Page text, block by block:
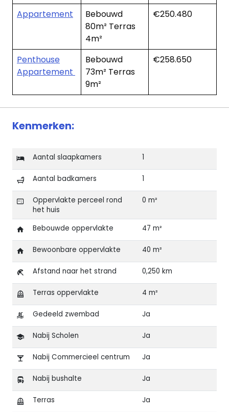
Appartement
Bebouwd
80m² Terras
4m²
€250.480
Penthouse
Appartement
Bebouwd
73m² Terras
9m²
€258.650
Kenmerken:
Aantal slaapkamers 1
Aantal badkamers 1
Oppervlakte perceel rond
het huis
0 m²
Bebouwde oppervlakte 47 m²
Bewoonbare oppervlakte 40 m²
Afstand naar het strand 0,250 km
Terras oppervlakte 4 m²
Gedeeld zwembad Ja
Nabij Scholen Ja
Nabij Commercieel centrum Ja
Nabij bushalte Ja
Terras Ja